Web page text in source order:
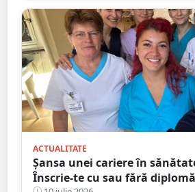
ACTUALITATE
Șansa unei cariere în
Înscrie-te cu sau fără diplomă